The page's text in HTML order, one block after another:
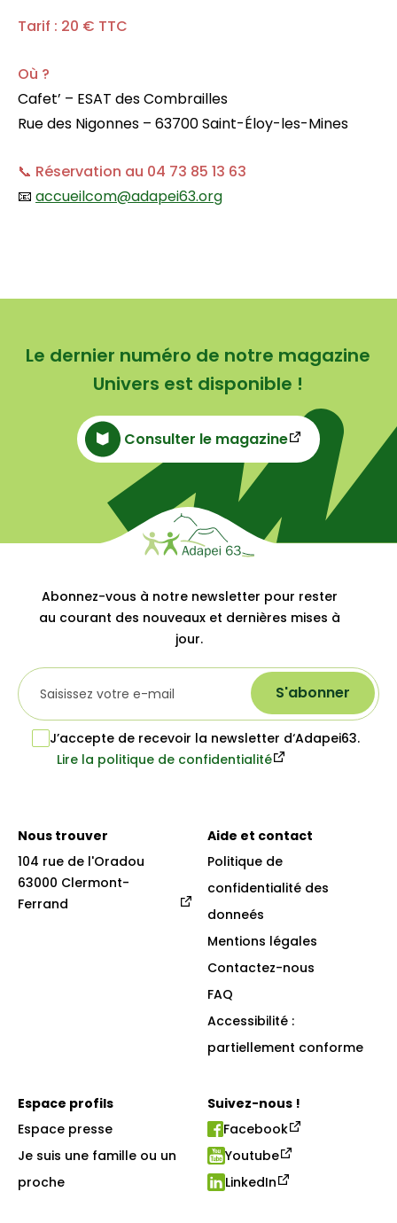
Tarif : 20 € TTC
Où ?
Cafet’ – ESAT des Combrailles
Rue des Nigonnes – 63700 Saint-Éloy-les-Mines
📞 Réservation au 04 73 85 13 63
📧 accueilcom@adapei63.org
Le dernier numéro de notre magazine
Univers est disponible !
Consulter le magazine
Abonnez-vous à notre newsletter pour rester
au courant des nouveaux et dernières mises à
jour.
S'abonner
J’accepte de recevoir la newsletter d‘Adapei63.
Lire la politique de confidentialité
Nous trouver
104 rue de l'Oradou
63000 Clermont-
Ferrand
Aide et contact
Politique de
confidentialité des
donneés
Mentions légales
Contactez-nous
FAQ
Accessibilité :
partiellement conforme
Espace profils
Espace presse
Je suis une famille ou un
proche
Suivez-nous !
Facebook
Youtube
LinkedIn